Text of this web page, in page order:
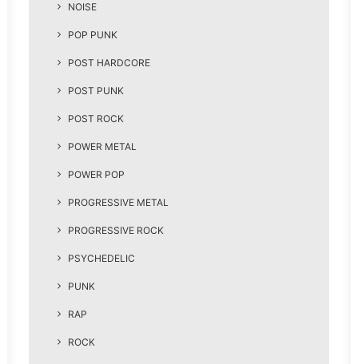
NOISE
POP PUNK
POST HARDCORE
POST PUNK
POST ROCK
POWER METAL
POWER POP
PROGRESSIVE METAL
PROGRESSIVE ROCK
PSYCHEDELIC
PUNK
RAP
ROCK